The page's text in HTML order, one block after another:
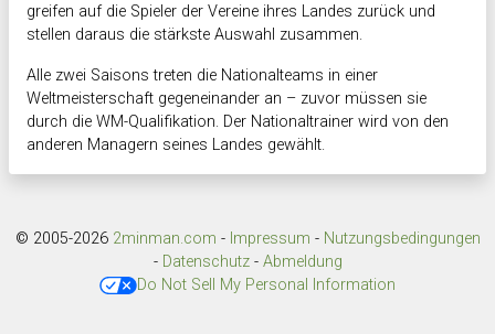
greifen auf die Spieler der Vereine ihres Landes zurück und
stellen daraus die stärkste Auswahl zusammen.
Alle zwei Saisons treten die Nationalteams in einer
Weltmeisterschaft gegeneinander an – zuvor müssen sie
durch die WM-Qualifikation. Der Nationaltrainer wird von den
anderen Managern seines Landes gewählt.
© 2005-2026 2minman.com - Impressum - Nutzungsbedingungen
- Datenschutz- Abmeldung
Do Not Sell My Personal Information